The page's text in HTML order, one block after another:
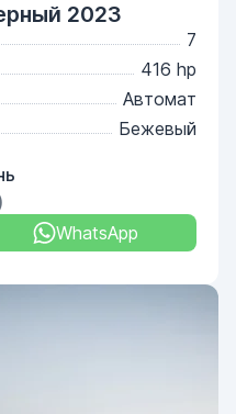
2023
7
416 hp
Автомат
Бежевый
WhatsApp